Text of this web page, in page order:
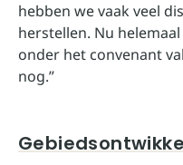
hebben we vaak veel
herstellen. Nu
onder het convenant
nog.”